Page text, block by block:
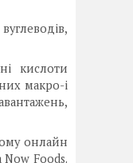
кислоти
макро-і
онлайн
Foods.